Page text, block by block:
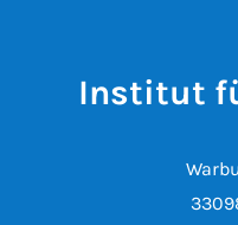
Institut